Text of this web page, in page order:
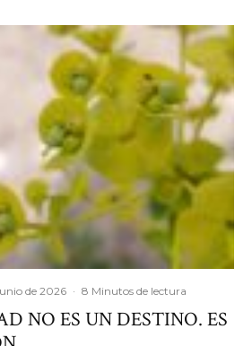
de 2026 · 8 Minutos de lectura
NO ES UN DESTINO. ES